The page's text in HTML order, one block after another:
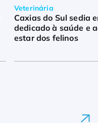
Veterinária
Caxias do Sul sedia
dedicado à saúde e
estar dos felinos